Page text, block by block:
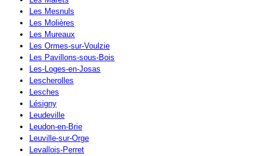
Les Mesnuls
Les Molières
Les Mureaux
Les Ormes-sur-Voulzie
Les Pavillons-sous-Bois
Les-Loges-en-Josas
Lescherolles
Lesches
Lésigny
Leudeville
Leudon-en-Brie
Leuville-sur-Orge
Levallois-Perret